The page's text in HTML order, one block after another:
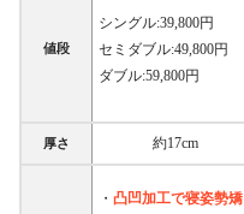
値段
シングル:39,800円
セミダブル:49,800円
ダブル:59,800円
厚さ 約17cm
・ 凸凹加工で寝姿勢矯